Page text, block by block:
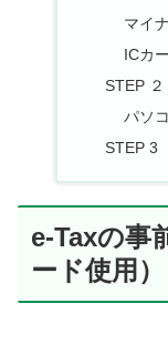
マイ
ICカ
STEP
パソ
STEP 3
e-Taxの事
ード使用）